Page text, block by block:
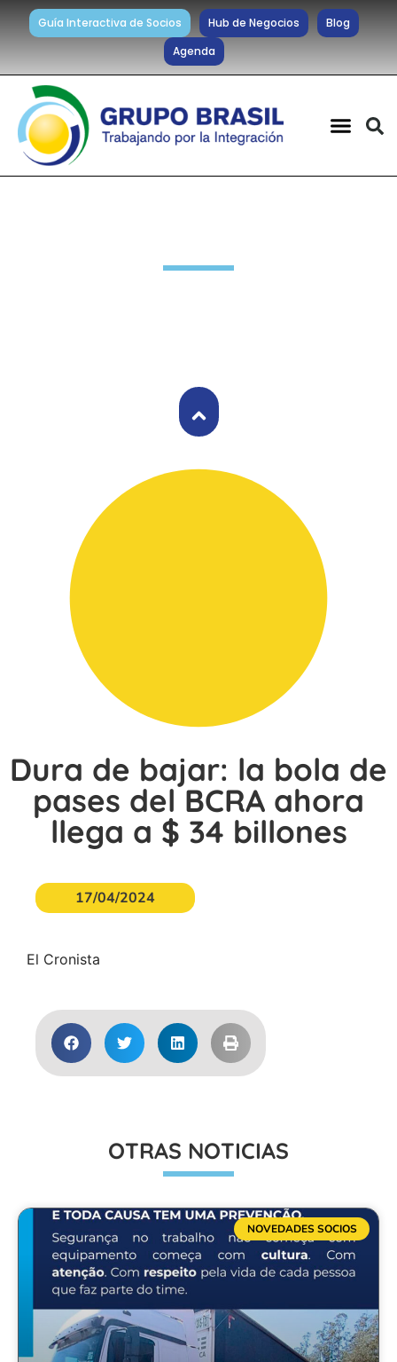
Guía Interactiva de Socios Hub de Negocios
Blog
Agenda
Dura de bajar: la bola de
pases del BCRA ahora
llega a $ 34 billones
17/04/2024
El Cronista
OTRAS NOTICIAS
NOVEDADES SOCIOS